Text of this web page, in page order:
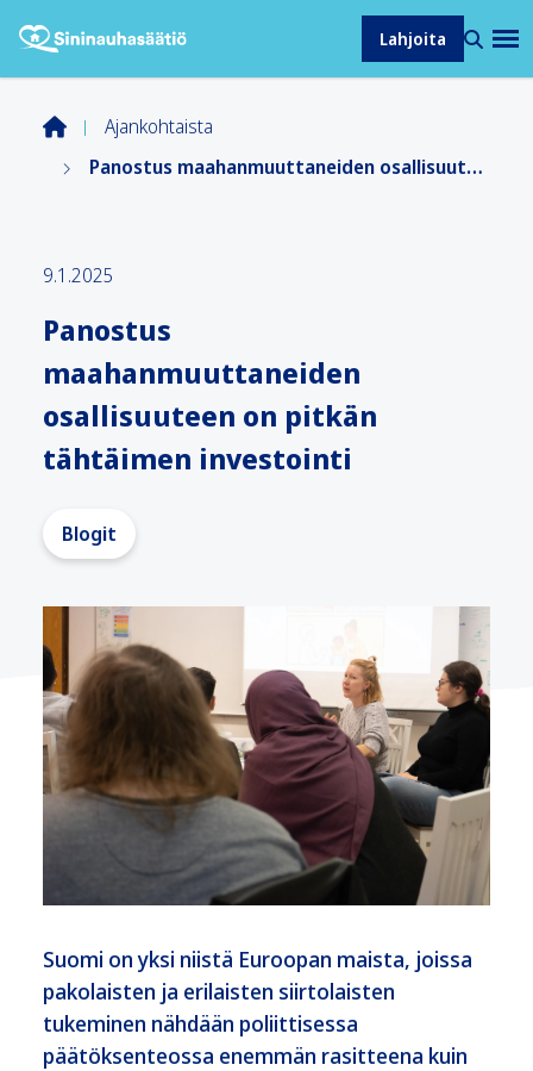
Lahjoita
Ajankohtaista
Panostus maahanmuuttaneiden osallisuuteen on pitkän tähtäimen investointi
9.1.2025
Panostus
maahanmuuttaneiden
osallisuuteen on pitkän
tähtäimen investointi
Blogit
Suomi on yksi niistä Euroopan maista, joissa
pakolaisten ja erilaisten siirtolaisten
tukeminen nähdään poliittisessa
päätöksenteossa enemmän rasitteena kuin